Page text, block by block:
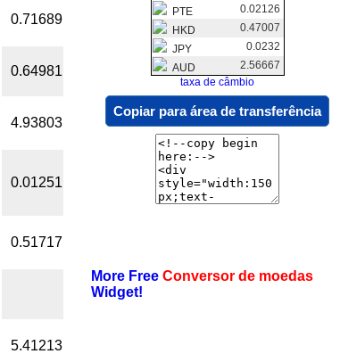
0.71689
0.64981
4.93803
0.01251
0.51717
5.41213
PTE
0.02126
HKD
0.47007
JPY
0.0232
AUD
2.56667
taxa de câmbio
Copiar para área de transferência
More Free Conversor de moedas
Widget!